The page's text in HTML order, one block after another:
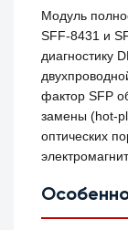
Модуль
SFF-8431 и
диагностику
фактор SFP
замены (hot-
оптических